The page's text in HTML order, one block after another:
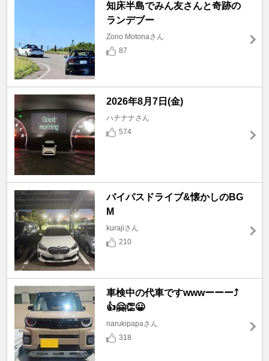
知床半島でみん友さんと奇跡の
ランデブー
Zono Motonaさん
87
2026年8月7日(金)
ハチナナさん
574
バイパスドライブ&懐かしのBG
M
kurajiさん
210
車検中の代車ですwwwーーー⤴️
👍🤗👏😀
narukipapaさん
318